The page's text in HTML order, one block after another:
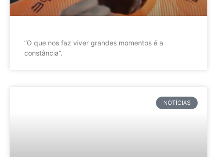
”O que nos faz viver grandes momentos é a
constância”.
NOTÍCIAS